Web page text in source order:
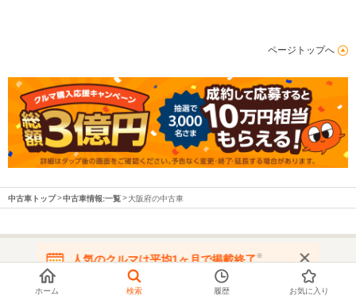
ページトップへ
中古車トップ 中古車情報:一覧 大阪府の中古車
都道府県から中古車を探す
人気のクルマは平均1ヶ月で掲載終了※
在庫が無くなる前にお問い合わせください
ホーム 検索 履歴 お気に入り